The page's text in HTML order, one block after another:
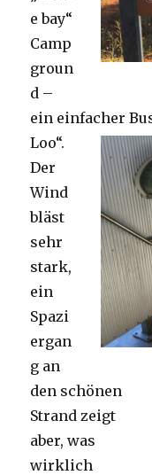
e bay“
Camp
groun
d –
ein einfacher
Loo“.
Der
Wind
bläst
sehr
stark,
ein
Spazi
ergan
g an
den schönen
Strand zeigt
aber, was
wirklich